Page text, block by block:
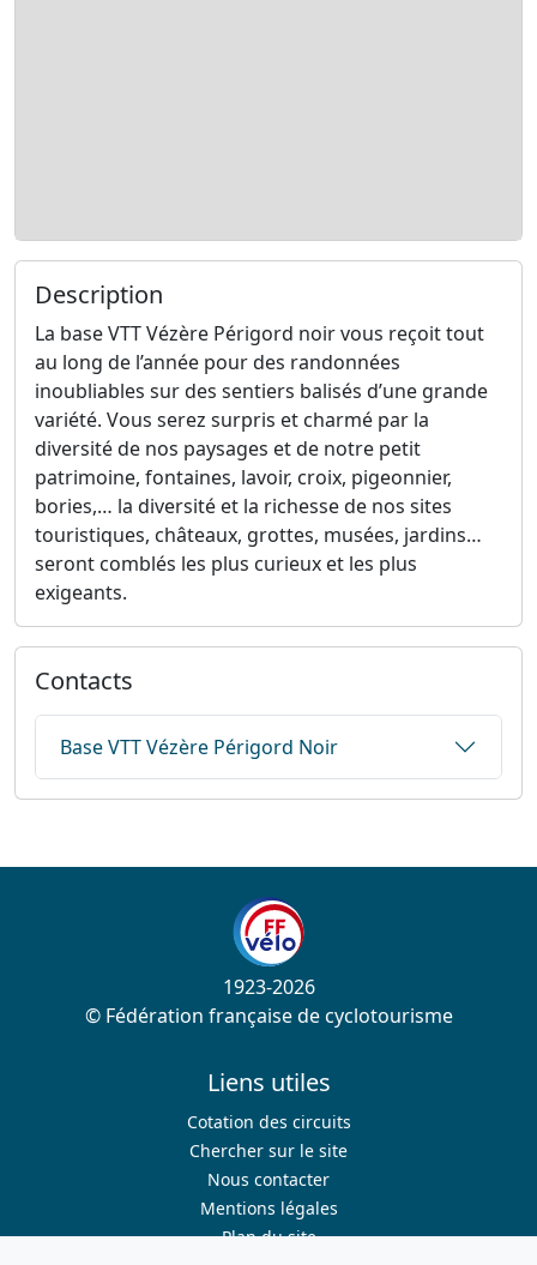
Description
La base VTT Vézère Périgord noir vous reçoit tout
au long de l’année pour des randonnées
inoubliables sur des sentiers balisés d’une grande
variété. Vous serez surpris et charmé par la
diversité de nos paysages et de notre petit
patrimoine, fontaines, lavoir, croix, pigeonnier,
bories,… la diversité et la richesse de nos sites
touristiques, châteaux, grottes, musées, jardins…
seront comblés les plus curieux et les plus
exigeants.
Contacts
Base VTT Vézère Périgord Noir
1923-2026
© Fédération française de cyclotourisme
Liens utiles
Cotation des circuits
Chercher sur le site
Nous contacter
Mentions légales
Plan du site